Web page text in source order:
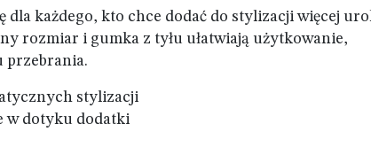
dla każdego, kto chce dodać do stylizacji więcej
rozmiar i gumka z tyłu ułatwiają użytkowanie,
przebrania.
stylizacji
w dotyku dodatki